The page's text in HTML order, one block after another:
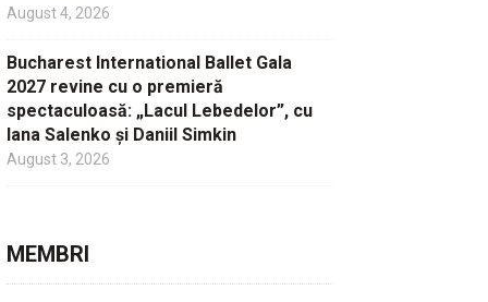
August 4, 2026
Bucharest International Ballet Gala
2027 revine cu o premieră
spectaculoasă: „Lacul Lebedelor”, cu
Iana Salenko și Daniil Simkin
August 3, 2026
MEMBRI